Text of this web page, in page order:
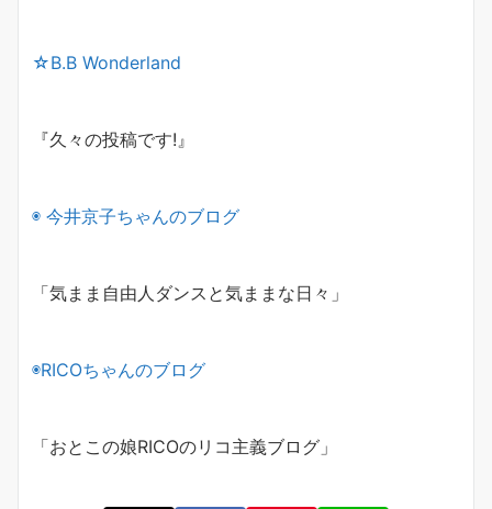
☆B.B Wonderland
『久々の投稿です!』
◉ 今井京子ちゃんのブログ
「気まま自由人ダンスと気ままな日々」
◉RICOちゃんのブログ
「おとこの娘RICOのリコ主義ブログ」